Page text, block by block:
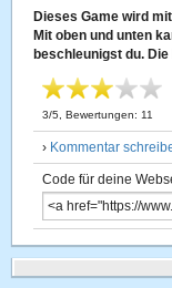
Dieses Game wird
Mit oben und unten
beschleunigst du.
3/5 , Bewertungen: 11
› Kommentar
Code für deine